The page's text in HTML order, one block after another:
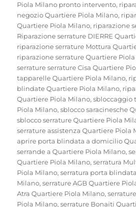
Piola Milano pronto intervento,
negozio Quartiere Piola Milano,
Quartiere Piola Milano, riparazione
Riparazione serrature DIERRE
riparazione serrature Mottura
riparazione serrature Quartiere
serrature serrature Cisa Quartiere
tapparelle Quartiere Piola Milano,
blindate Quartiere Piola Milano,
Quartiere Piola Milano,sbloccaggio
Piola Milano,sblocco saracinesche
sblocco serrature Quartiere Piola
serrature assistenza Quartiere Piola
aprire porta blindata a domicilio
serrande a Quartiere Piola Milano,
Quartiere Piola Milano,serratura
Piola Milano,serratura porta
Milano,serrature AGB Quartiere
Atra Quartiere Piola Milano,
Piola Milano,serrature Bonaiti